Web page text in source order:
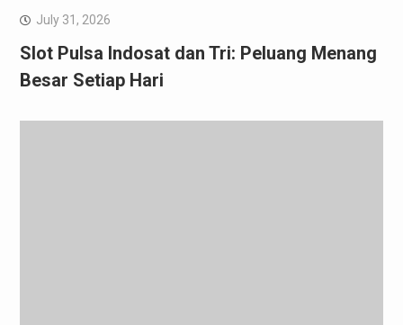
July 31, 2026
Slot Pulsa Indosat dan Tri: Peluang Menang
Besar Setiap Hari